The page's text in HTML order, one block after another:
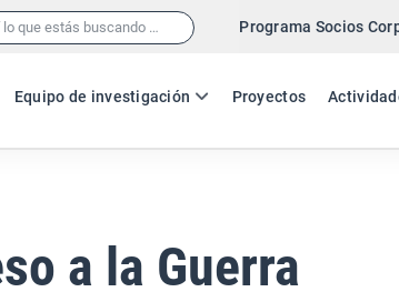
Programa Socios
Equipo de investigación Proyectos
a la Guerra